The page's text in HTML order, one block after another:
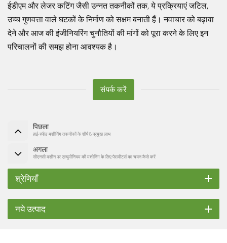
ईडीएम और लेजर कटिंग जैसी उन्नत तकनीकों तक, ये प्रक्रियाएं जटिल,
उच्च गुणवत्ता वाले घटकों के निर्माण को सक्षम बनाती हैं। नवाचार को बढ़ावा
देने और आज की इंजीनियरिंग चुनौतियों की मांगों को पूरा करने के लिए इन
परिचालनों की समझ होना आवश्यक है।
संपर्क करें
पिछला
हाई-स्पीड मशीनिंग तकनीकों के शीर्ष 8 प्रमुख लाभ
अगला
सीएनसी मशीन पर एल्युमीनियम की मशीनिंग के लिए पैरामीटर्स का चयन कैसे करें
श्रेणियाँ
नये उत्पाद